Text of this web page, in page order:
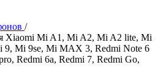
/
Xiaomi Mi A1, Mi A2, Mi A2 lite, Mi
9, Mi 9se, Mi MAX 3, Redmi Note 6
Redmi 6a, Redmi 7, Redmi Go,